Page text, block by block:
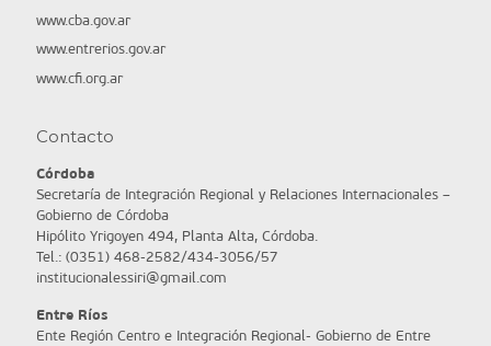
www.cba.gov.ar
www.entrerios.gov.ar
www.cfi.org.ar
Contacto
Córdoba
Secretaría de Integración Regional y Relaciones Internacionales –
Gobierno de Córdoba
Hipólito Yrigoyen 494, Planta Alta, Córdoba.
Tel.: (0351) 468-2582/434-3056/57
institucionalessiri@gmail.com
Entre Ríos
Ente Región Centro e Integración Regional- Gobierno de Entre